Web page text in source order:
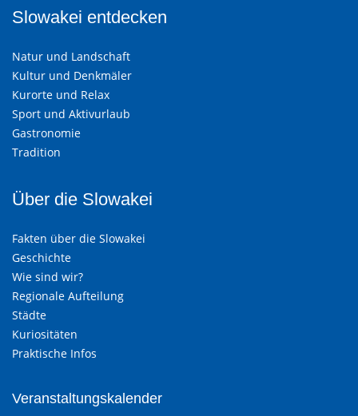
Slowakei entdecken
Natur und Landschaft
Kultur und Denkmäler
Kurorte und Relax
Sport und Aktivurlaub
Gastronomie
Tradition
Über die Slowakei
Fakten über die Slowakei
Geschichte
Wie sind wir?
Regionale Aufteilung
Städte
Kuriositäten
Praktische Infos
Veranstaltungskalender